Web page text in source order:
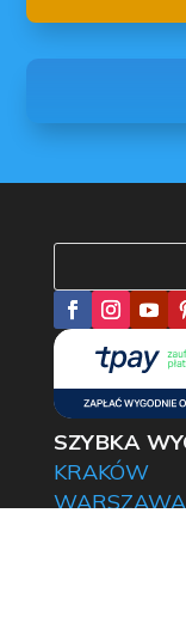
SZYBKA
KRAKÓW
WARSZAWA